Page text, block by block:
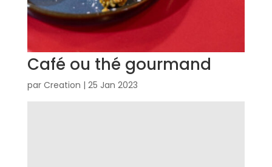
Café ou thé gourmand
par Creation | 25 Jan 2023